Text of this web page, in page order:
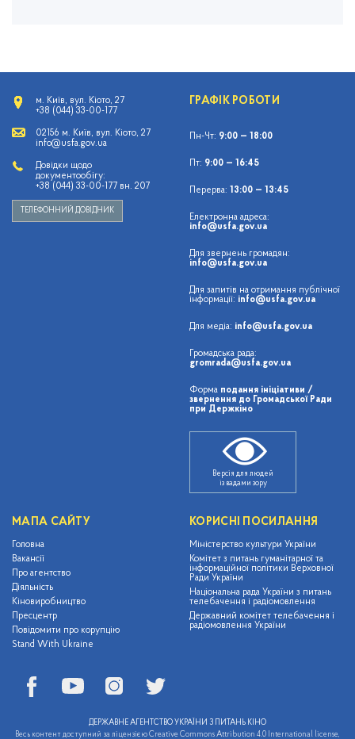
м. Київ, вул. Кіото, 27
+38 (044) 33-00-177
02156 м. Київ, вул. Кіото, 27
info@usfa.gov.ua
Довідки щодо
документообігу:
+38 (044) 33-00-177 вн. 207
ТЕЛЕФОННИЙ ДОВІДНИК
ГРАФІК РОБОТИ
Пн-Чт: 9:00 — 18:00
Пт: 9:00 — 16:45
Перерва: 13:00 — 13:45
Електронна адреса:
info@usfa.gov.ua
Для звернень громадян:
info@usfa.gov.ua
Для запитів на отримання публічної
інформації: info@usfa.gov.ua
Для медіа: info@usfa.gov.ua
Громадська рада:
gromrada@usfa.gov.ua
Форма подання ініціативи /
звернення до Громадської Ради
при Держкіно
Версія для людей
із вадами зору
МАПА САЙТУ
Головна
Вакансії
Про агентство
Діяльність
Кіновиробництво
Пресцентр
Повідомити про корупцію
Stand With Ukraine
КОРИСНІ ПОСИЛАННЯ
Міністерство культури України
Комітет з питань гуманітарної та
інформаційної політики Верховної
Ради України
Національна рада України з питань
телебачення і радіомовлення
Державний комітет телебачення і
радіомовлення України
ДЕРЖАВНЕ АГЕНТСТВО УКРАЇНИ З ПИТАНЬ КІНО
Весь контент доступний за ліцензією Creative Commons Attribution 4.0 International license,